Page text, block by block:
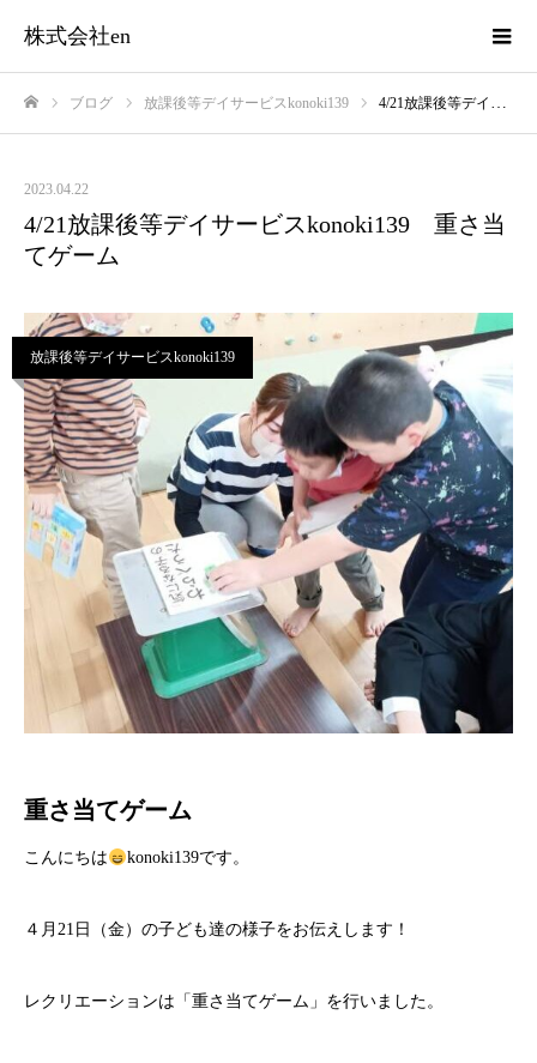
株式会社en
ブログ 放課後等デイサービスkonoki139 4/21放課後等デイサービスkonoki139 重さ当てゲーム
2023.04.22
4/21放課後等デイサービスkonoki139 重さ当
てゲーム
放課後等デイサービスkonoki139
重さ当てゲーム
こんにちは konoki139です。
４月21日（金）の子ども達の様子をお伝えします！
レクリエーションは「重さ当てゲーム」を行いました。